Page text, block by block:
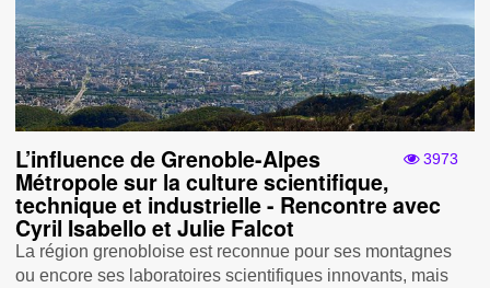
3973
L’influence de Grenoble-Alpes
Métropole sur la culture scientifique,
technique et industrielle - Rencontre avec
Cyril Isabello et Julie Falcot
La région grenobloise est reconnue pour ses montagnes
ou encore ses laboratoires scientifiques innovants, mais